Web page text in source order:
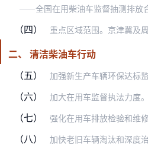
（四）
重点区域范围。京津冀及周边地区、长三角地区、汾渭平原相关省（市）以及内蒙古自治
二、 清洁柴油车行动
（五）
加强新生产车辆环保达标监管。严格实施国家机动车油耗和排放标准。严格实施重型柴
（六） 加大在用车监督执法力度。建立完善监管执法模式。推行生态环境部门检测取证、公安交管
（七） 强化在用车排放检验和维修治理。加强排放检验机构监督管理。推行除大型客车、校车
（八） 加快老旧车辆淘汰和深度治理。推进老旧车辆淘汰报废。各地制定老旧柴油货车和燃气车